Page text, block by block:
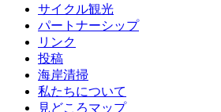
サイクル観光
パートナーシップ
リンク
投稿
海岸清掃
私たちについて
見どころマップ